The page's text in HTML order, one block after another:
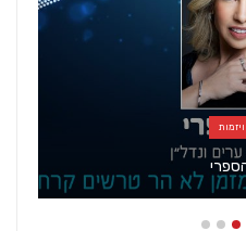
בנדל"ן
נפגשים